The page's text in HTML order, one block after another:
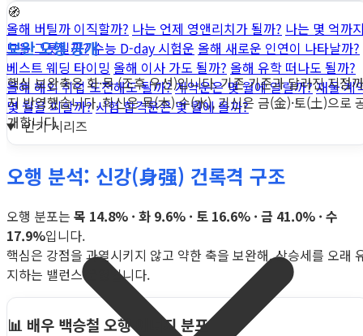
올해 버틸까 이직할까? 나는 언제 영앤리치가 될까? 나는 몇 억까
모을 그릇일까?수능 D-day 시험운 올해 새로운 인연이 나타날까?
베스트 웨딩 타이밍 올해 이사 가도 될까? 올해 유학 떠나도 될까?
올해 해외 취업 도전해도 될까?계약운은 몇 월에 열릴까? 재물·계
몇 월을 피할까? 시험 합격운은 몇 월에 올까?
인기 시리즈
🧭
보완 오행 공개
핵심 보완축은 화·목 (조후 우선)입니다. 기존 기준과 달라진 지점까
지 반영했습니다. 희신은 목(木)·수(水), 기신은 금(金)·토(土)으로
개합니다.
오행 분석: 신강(身强) 건록격 구조
오행 분포는 목 14.8% · 화 9.6% · 토 16.6% · 금 41.0% · 수
17.9%입니다.
핵심은 강점을 과열시키지 않고 약한 축을 보완해, 상승세를 오래
지하는 밸런스 운영입니다.
📊 배우 백승철 오행 에너지 분포